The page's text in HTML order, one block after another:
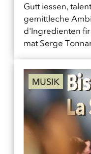
Gutt iessen,
gemittleche
d'Ingredienten
mat Serge
MUSIK